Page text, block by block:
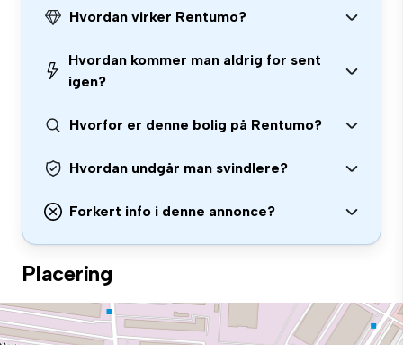
Hvordan virker Rentumo?
Hvordan kommer man aldrig for sent
igen?
Hvorfor er denne bolig på Rentumo?
Hvordan undgår man svindlere?
Forkert info i denne annonce?
Placering